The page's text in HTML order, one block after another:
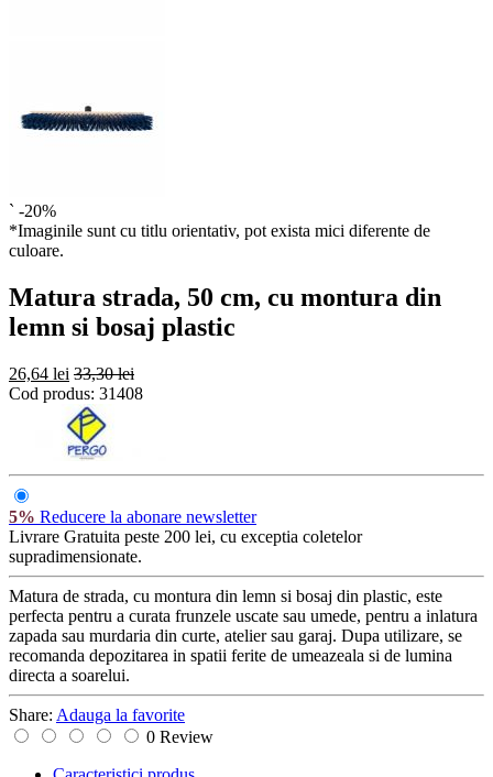
` -20%
*Imaginile sunt cu titlu orientativ, pot exista mici diferente de
culoare.
Matura strada, 50 cm, cu montura din
lemn si bosaj plastic
26,64 lei 33,30 lei
Cod produs: 31408
5% Reducere la abonare newsletter
Livrare Gratuita peste 200 lei, cu exceptia coletelor
supradimensionate.
Matura de strada, cu montura din lemn si bosaj din plastic, este
perfecta pentru a curata frunzele uscate sau umede, pentru a inlatura
zapada sau murdaria din curte, atelier sau garaj. Dupa utilizare, se
recomanda depozitarea in spatii ferite de umeazeala si de lumina
directa a soarelui.
Share: Adauga la favorite
0 Review